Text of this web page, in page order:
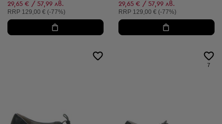
29,65 € / 57,99 лв.
Препоръчителна цена:
RRP 129,00 € (-77%)
29,65 € / 57,99 лв.
Препоръчителна цена:
RRP 129,00 € (-77%)
7